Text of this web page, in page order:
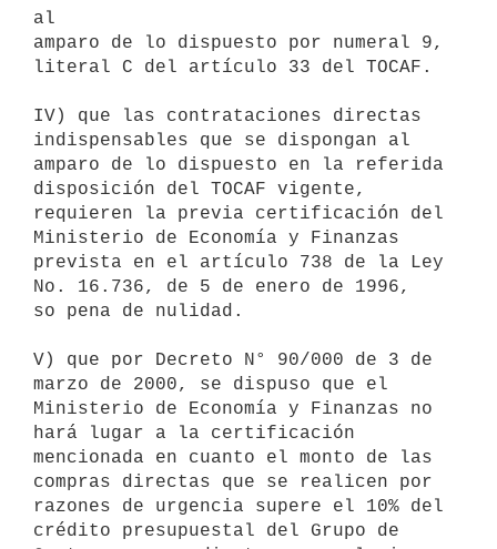
al
amparo de lo dispuesto por numeral 9,
literal C del artículo 33 del TOCAF.
IV) que las contrataciones directas
indispensables que se dispongan al
amparo de lo dispuesto en la referida
disposición del TOCAF vigente,
requieren la previa certificación del
Ministerio de Economía y Finanzas
prevista en el artículo 738 de la Ley
No. 16.736, de 5 de enero de 1996,
so pena de nulidad.
V) que por Decreto N° 90/000 de 3 de
marzo de 2000, se dispuso que el
Ministerio de Economía y Finanzas no
hará lugar a la certificación
mencionada en cuanto el monto de las
compras directas que se realicen por
razones de urgencia supere el 10% del
crédito presupuestal del Grupo de